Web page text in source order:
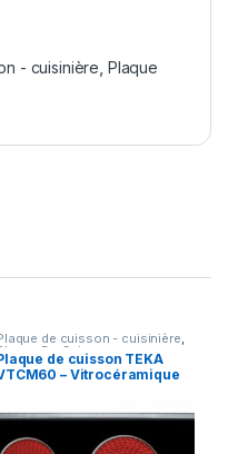
- cuisinière Plaque
de cuisson - cuisinière,
De Cuisson
de cuisson TEKA
– Vitrocéramique